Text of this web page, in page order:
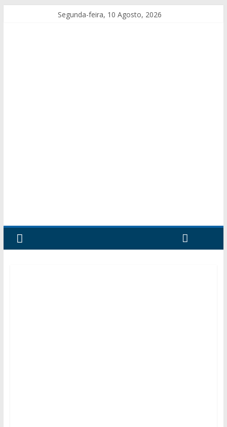
Segunda-feira, 10 Agosto, 2026